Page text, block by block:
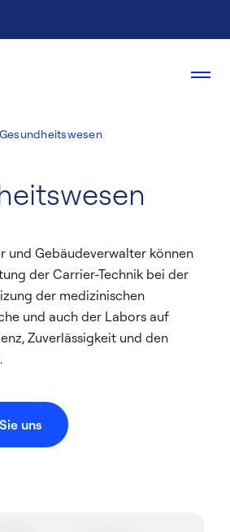
Gesundheitswesen
und Gebäudeverwalter können
der Carrier-Technik bei der
der medizinischen
und auch der Labors auf
Zuverlässigkeit und den
uns